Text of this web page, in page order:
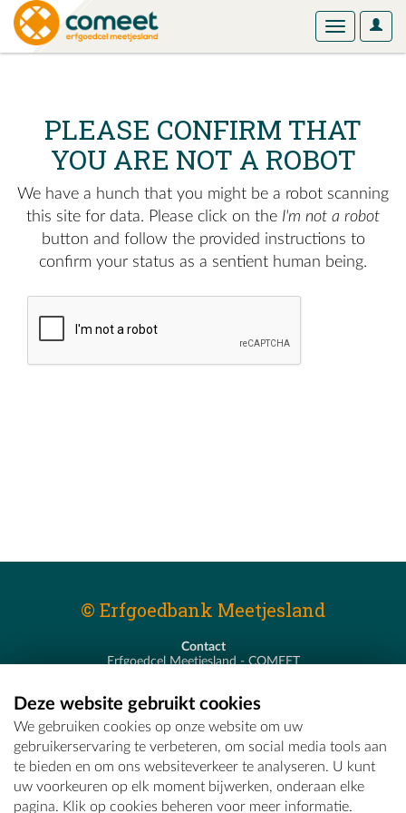
User
Toggle
PLEASE CONFIRM THAT
YOU ARE NOT A ROBOT
We have a hunch that you might be a robot scanning
this site for data. Please click on the I'm not a robot
button and follow the provided instructions to
confirm your status as a sentient human being.
© Erfgoedbank Meetjesland
Contact
Erfgoedcel Meetjesland - COMEET
T - 09 373 75 96
E -erfgoedcel@comeet.be
Deze website gebruikt cookies
We gebruiken cookies op onze website om uw
gebruikerservaring te verbeteren, om social media tools aan
te bieden en om ons websiteverkeer te analyseren. U kunt
uw voorkeuren op elk moment bijwerken, onderaan elke
pagina. Klik op cookies beheren voor meer informatie.